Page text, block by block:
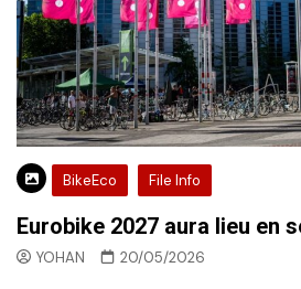
BikeEco File Info
Eurobike 2027 aura lieu en
YOHAN 20/05/2026